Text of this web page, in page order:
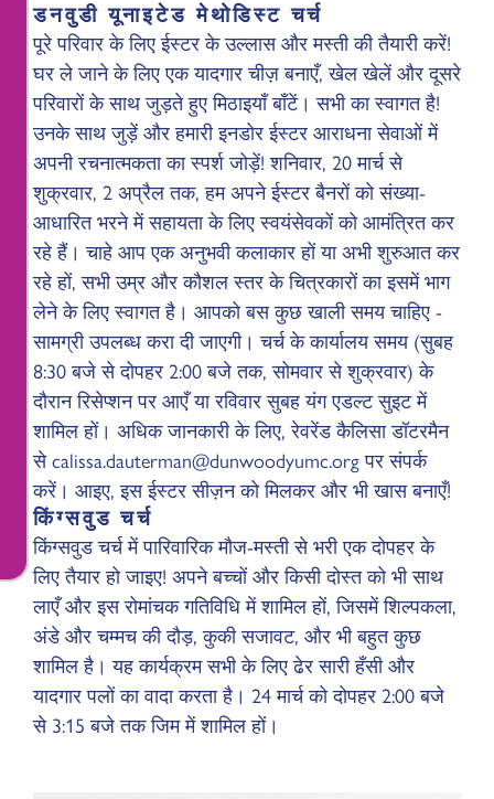
डनवुडी यूनाइटेड मेथोडिस्ट चर्च
पूरे परिवार के लिए ईस्टर के उल्लास और मस्ती की तैयारी करें!
घर ले जाने के लिए एक यादगार चीज़ बनाएँ, खेल खेलें और दूसरे
परिवारों के साथ जुड़ते हुए मिठाइयाँ बाँटें। सभी का स्वागत है!
उनके साथ जुड़ें और हमारी इनडोर ईस्टर आराधना सेवाओं में
अपनी रचनात्मकता का स्पर्श जोड़ें! शनिवार, 20 मार्च से
शुक्रवार, 2 अप्रैल तक, हम अपने ईस्टर बैनरों को संख्या-
आधारित भरने में सहायता के लिए स्वयंसेवकों को आमंत्रित कर
रहे हैं। चाहे आप एक अनुभवी कलाकार हों या अभी शुरुआत कर
रहे हों, सभी उम्र और कौशल स्तर के चित्रकारों का इसमें भाग
लेने के लिए स्वागत है। आपको बस कुछ खाली समय चाहिए -
सामग्री उपलब्ध करा दी जाएगी। चर्च के कार्यालय समय (सुबह
8:30 बजे से दोपहर 2:00 बजे तक, सोमवार से शुक्रवार) के
दौरान रिसेप्शन पर आएँ या रविवार सुबह यंग एडल्ट सुइट में
शामिल हों। अधिक जानकारी के लिए, रेवरेंड कैलिसा डॉटरमैन
से calissa.dauterman@dunwoodyumc.org पर संपर्क
करें। आइए, इस ईस्टर सीज़न को मिलकर और भी खास बनाएँ!
किंग्सवुड चर्च
किंग्सवुड चर्च में पारिवारिक मौज-मस्ती से भरी एक दोपहर के
लिए तैयार हो जाइए! अपने बच्चों और किसी दोस्त को भी साथ
लाएँ और इस रोमांचक गतिविधि में शामिल हों, जिसमें शिल्पकला,
अंडे और चम्मच की दौड़, कुकी सजावट, और भी बहुत कुछ
शामिल है। यह कार्यक्रम सभी के लिए ढेर सारी हँसी और
यादगार पलों का वादा करता है। 24 मार्च को दोपहर 2:00 बजे
से 3:15 बजे तक जिम में शामिल हों।